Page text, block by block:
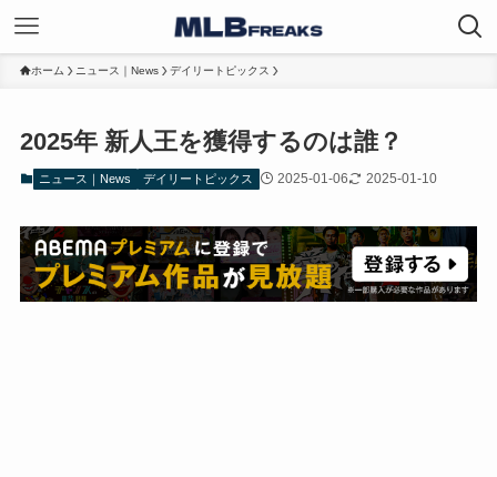
ホーム ニュース｜News デイリートピックス
2025年 新人王を獲得するのは誰？
ニュース｜News デイリートピックス 2025-01-06 2025-01-10